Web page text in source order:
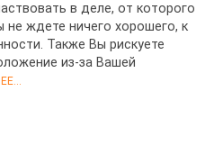
в деле, от которого
не ждете ничего хорошего, к
Также Вы рискуете
из-за Вашей